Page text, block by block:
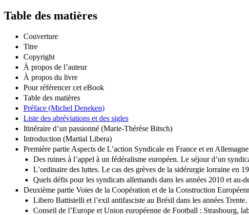
Table des matières
Couverture
Titre
Copyright
À propos de l’auteur
À propos du livre
Pour référencer cet eBook
Table des matières
Préface (Michel Deneken)
Liste des abréviations et des sigles
Itinéraire d’un passionné (Marie-Thérèse Bitsch)
Introduction (Martial Libera)
Première partie Aspects de L’action Syndicale en France et en Allemagne
Des ruines à l’appel à un fédéralisme européen. Le séjour d’un
L’ordinaire des luttes. Le cas des grèves de la sidérurgie lorraine en
Quels défis pour les syndicats allemands dans les années 2010 et au-
Deuxième partie Voies de la Coopération et de la Construction
Libero Battistelli et l’exil antifasciste au Brésil dans les années
Conseil de l’Europe et Union européenne de Football : Strasbourg,